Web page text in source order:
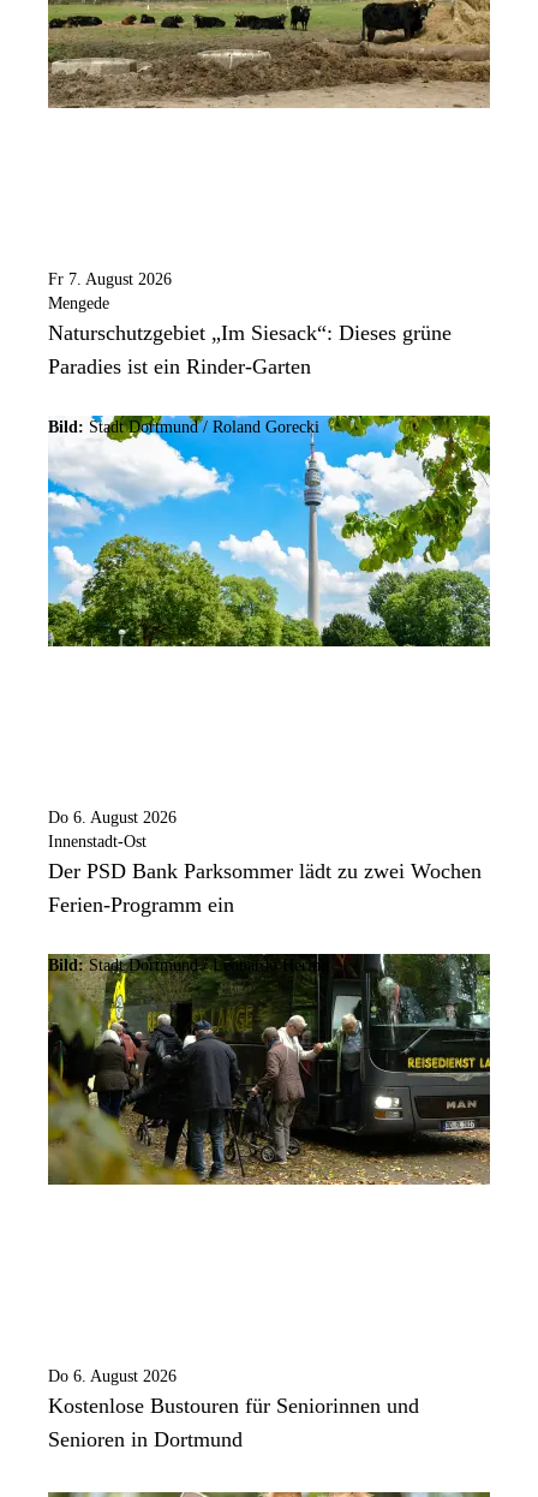
Fr 7. August 2026
Mengede
Naturschutzgebiet „Im Siesack“: Dieses grüne
Paradies ist ein Rinder-Garten
Bild: Stadt Dortmund / Roland Gorecki
Do 6. August 2026
Innenstadt-Ost
Der PSD Bank Parksommer lädt zu zwei Wochen
Ferien-Programm ein
Bild: Stadt Dortmund / Leonardo Hering
Do 6. August 2026
Kostenlose Bustouren für Seniorinnen und
Senioren in Dortmund